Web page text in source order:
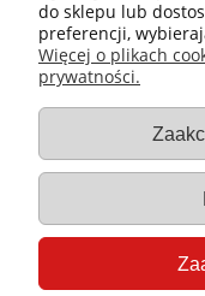
do sklepu lub
preferencji,
Więcej o plikach
prywatności.